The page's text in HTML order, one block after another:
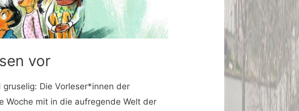
vor
Die Vorleser*innen der
Woche mit in die aufregende Welt der